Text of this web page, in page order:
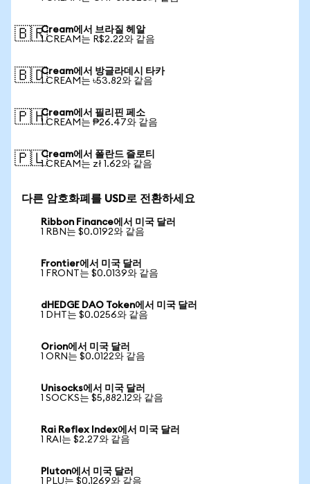
🇧🇷Cream에서 브라질 헤알
1 CREAM는 R$2.22와 같음
🇧🇩Cream에서 방글라데시 타카
1 CREAM는 ৳53.82와 같음
🇵🇭Cream에서 필리핀 페소
1 CREAM는 ₱26.47와 같음
🇵🇱Cream에서 폴란드 즐로티
1 CREAM는 zł 1.62와 같음
다른 암호화폐를 USD로 전환하세요
Ribbon Finance에서 미국 달러
1 RBN는 $0.0192와 같음
Frontier에서 미국 달러
1 FRONT는 $0.0139와 같음
dHEDGE DAO Token에서 미국 달러
1 DHT는 $0.0256와 같음
Orion에서 미국 달러
1 ORN는 $0.0122와 같음
Unisocks에서 미국 달러
1 SOCKS는 $5,882.12와 같음
Rai Reflex Index에서 미국 달러
1 RAI는 $2.27와 같음
Pluton에서 미국 달러
1 PLU는 $0.1269와 같음